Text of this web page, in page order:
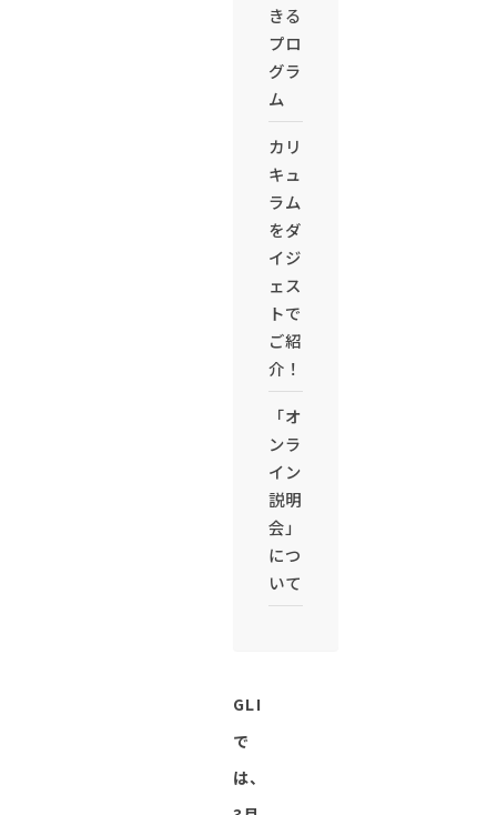
きる
プロ
グラ
ム
カリ
キュ
ラム
をダ
イジ
ェス
トで
ご紹
介！
「オ
ンラ
イン
説明
会」
につ
いて
GLI
で
は、